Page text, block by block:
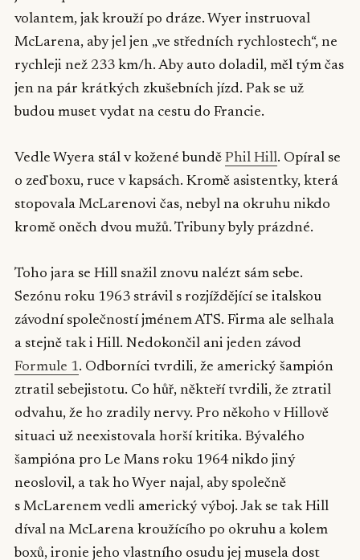
volantem, jak krouží po dráze. Wyer instruoval
McLarena, aby jel jen „ve středních rychlostech“, ne
rychleji než 233 km/h. Aby auto doladil, měl tým čas
jen na pár krátkých zkušebních jízd. Pak se už
budou muset vydat na cestu do Francie.
Vedle Wyera stál v kožené bundě Phil Hill. Opíral se
o zeď boxu, ruce v kapsách. Kromě asistentky, která
stopovala McLarenovi čas, nebyl na okruhu nikdo
kromě oněch dvou mužů. Tribuny byly prázdné.
Toho jara se Hill snažil znovu nalézt sám sebe.
Sezónu roku 1963 strávil s rozjíždějící se italskou
závodní společností jménem ATS. Firma ale selhala
a stejně tak i Hill. Nedokončil ani jeden závod
Formule 1. Odborníci tvrdili, že americký šampión
ztratil sebejistotu. Co hůř, někteří tvrdili, že ztratil
odvahu, že ho zradily nervy. Pro někoho v Hillově
situaci už neexistovala horší kritika. Bývalého
šampióna pro Le Mans roku 1964 nikdo jiný
neoslovil, a tak ho Wyer najal, aby společně
s McLarenem vedli americký výboj. Jak se tak Hill
díval na McLarena kroužícího po okruhu a kolem
boxů, ironie jeho vlastního osudu jej musela dost